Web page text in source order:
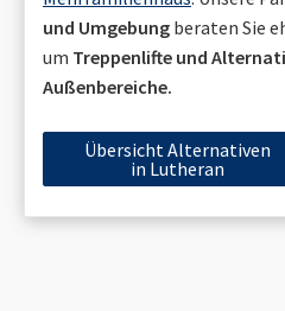
und Umgebung beraten Sie
um Treppenlifte und
Außenbereiche.
Übersicht Alternativen
in Lutheran